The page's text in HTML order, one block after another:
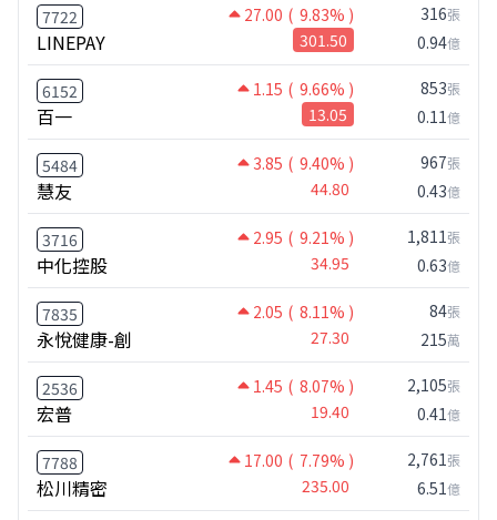
7722 27.00 ( 9.83% )
LINEPAY 301.50
316張
0.94億
6152 1.15 ( 9.66% )
百一 13.05
853張
0.11億
5484 3.85 ( 9.40% )
慧友 44.80
967張
0.43億
3716 2.95 ( 9.21% )
中化控股 34.95
1,811張
0.63億
7835 2.05 ( 8.11% )
永悅健康-創 27.30
84張
215萬
2536 1.45 ( 8.07% )
宏普 19.40
2,105張
0.41億
7788 17.00 ( 7.79% )
松川精密 235.00
2,761張
6.51億